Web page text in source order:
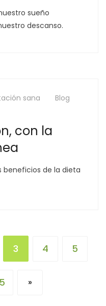
sueño
descanso.
sana
Blog
con la
beneficios de la dieta
3 4 5
»